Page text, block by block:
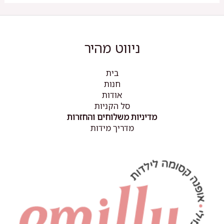
לבחור
בעמוד
ניווט מהיר
בית
חנות
אודות
סל הקניות
מדיניות משלוחים והחזרות
מדריך מידות